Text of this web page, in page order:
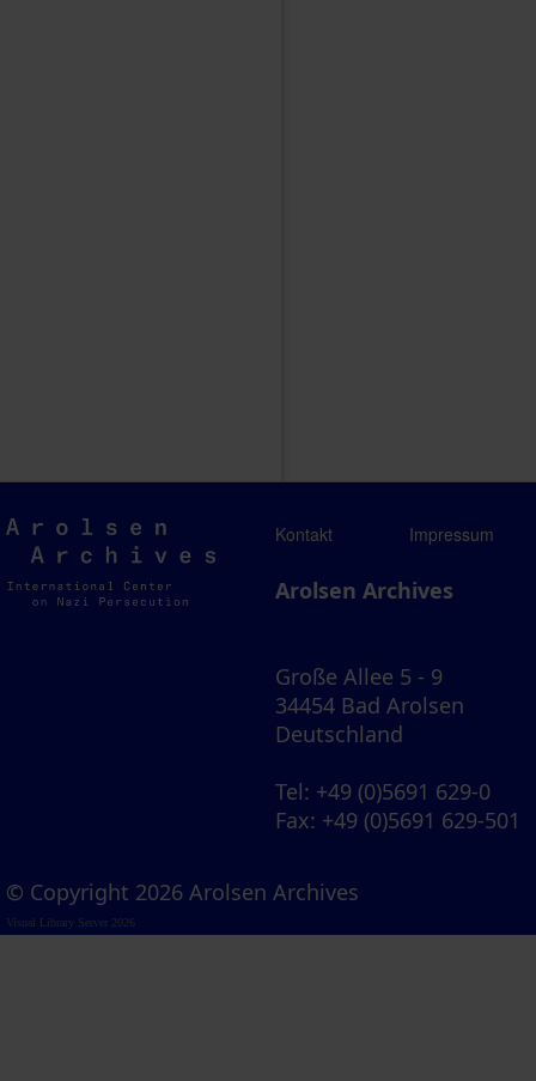
Arolsen
Archives
Kontakt Impressum
Arolsen Archives
Große Allee 5 - 9
34454 Bad Arolsen
Deutschland
Tel: +49 (0)5691 629-0
Fax: +49 (0)5691 629-501
© Copyright 2026 Arolsen Archives
Visual Library Server 2026